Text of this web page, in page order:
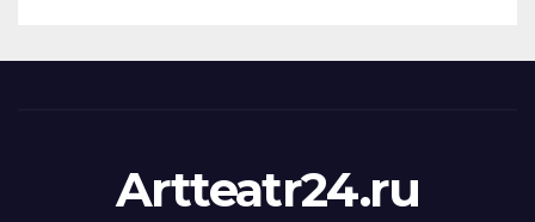
Artteatr24.ru